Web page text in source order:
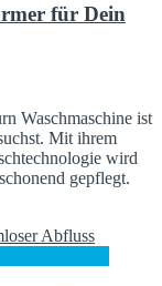
für Dein
Waschmaschine ist
Mit ihrem
wird
gepflegt.